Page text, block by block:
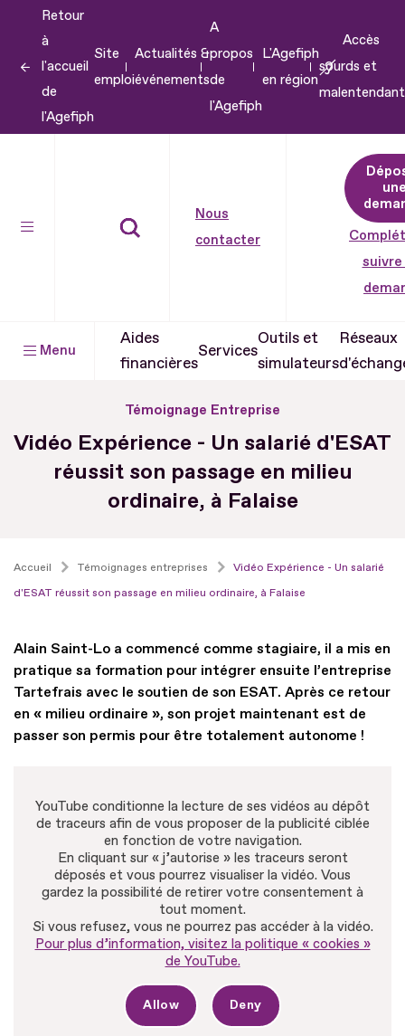
contenu
Retour
à
l'accueil
de
l'Agefiph
Site
emploi
Actualités &
événements
A
propos
de
l'Agefiph
L'Agefiph
en région
Accès
sourds et
Nous
contacter
suivre
Menu
Aides
financières
Services
Outils et
simulateurs
Réseaux
Témoignage Entreprise
Vidéo Expérience - Un salarié d'ESAT
réussit son passage en milieu
ordinaire, à Falaise
Accueil Témoignages entreprises
Vidéo Expérience - Un salarié
d'ESAT réussit son passage en milieu ordinaire, à Falaise
Alain Saint-Lo a commencé comme stagiaire, il a mis en
pratique sa formation pour intégrer ensuite l’entreprise
Tartefrais avec le soutien de son ESAT. Après ce retour
en « milieu ordinaire », son projet maintenant est de
passer son permis pour être totalement autonome !
YouTube conditionne la lecture de ses vidéos au dépôt
de traceurs afin de vous proposer de la publicité ciblée
en fonction de votre navigation.
En cliquant sur « j’autorise » les traceurs seront
déposés et vous pourrez visualiser la vidéo. Vous
gardez la possibilité de retirer votre consentement à
tout moment.
Si vous refusez, vous ne pourrez pas accéder à la vidéo.
Pour plus d’information, visitez la politique « cookies »
de YouTube.
Allow Deny